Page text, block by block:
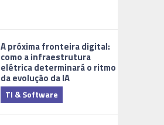
A próxima fronteira digital:
como a infraestrutura
elétrica determinará o ritmo
da evolução da IA
TI & Software